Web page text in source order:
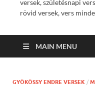
versek, születésnapi
rövid versek, vers
MAIN MENU
GYÖKÖSSY ENDRE VERSEK /